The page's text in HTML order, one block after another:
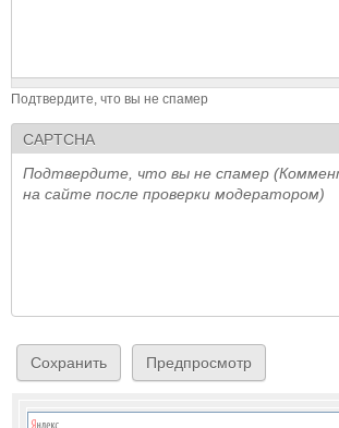
Подтвердите, что вы не спамер
CAPTCHA
Подтвердите, что вы не спамер
на сайте после проверки модератором)